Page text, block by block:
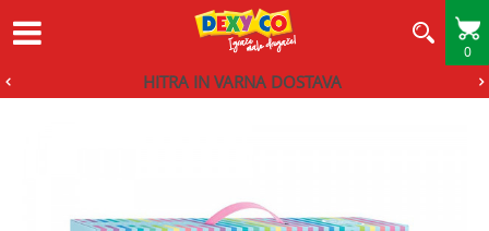
0
HITRA IN VARNA DOSTAVA